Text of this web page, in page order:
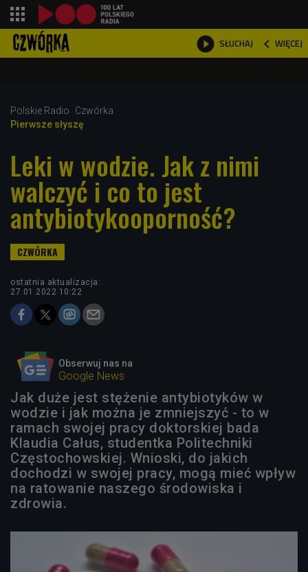
 SŁUCHAJ  WIĘCEJ

Polskie Radio
Czwórka
Pierwsze słyszę
Leki w wodzie. Jak z nimi
walczyć i co to jest
antybiotykooporność?
ostatnia aktualizacja:
27.01.2022 10:22
Obserwuj nas na
Google News
Jak duże jest stężenie antybiotyków w
wodzie i jak można je zmniejszyć - to w
ramach swojej pracy doktorskiej bada
Klaudia Całus, studentka Politechniki
Częstochowskiej. Wnioski, do jakich
dochodzi w swojej pracy, mogą mieć wpływ
na ratowanie naszego środowiska i
zdrowia.